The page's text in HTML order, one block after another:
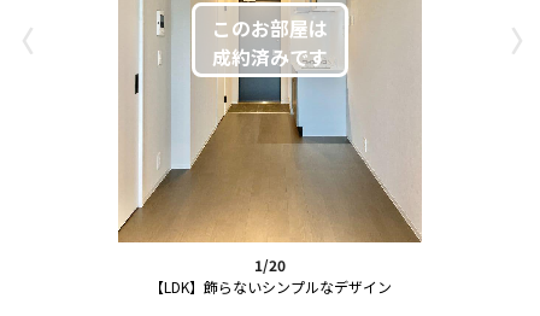
1/20
【LDK】飾らないシンプルなデザイン
〈 〉